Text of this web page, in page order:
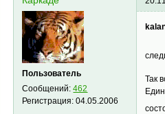
Пользователь
Сообщений:462
Регистрация:04.05.2006
Так